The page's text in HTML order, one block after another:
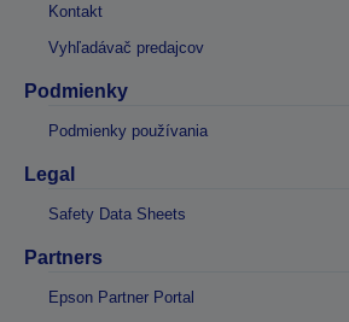
Kontakt
Vyhľadávač predajcov
Podmienky
Podmienky používania
Legal
Safety Data Sheets
Partners
Epson Partner Portal